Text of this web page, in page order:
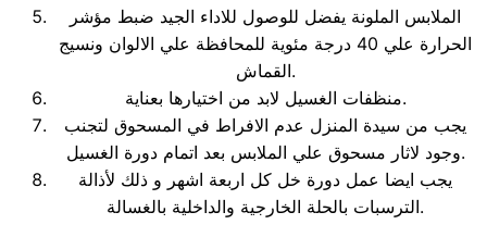
الملابس الملونة يفضل للوصول للاداء الجيد ضبط مؤشر
الحرارة علي 40 درجة مئوية للمحافظة علي الالوان ونسيج
القماش.
منظفات الغسيل لابد من اختيارها بعناية.
يجب من سيدة المنزل عدم الافراط في المسحوق لتجنب
وجود لاثار مسحوق علي الملابس بعد اتمام دورة الغسيل.
يجب ايضا عمل دورة خل كل اربعة اشهر و ذلك لأذالة
الترسبات بالحلة الخارجية والداخلية بالغسالة.